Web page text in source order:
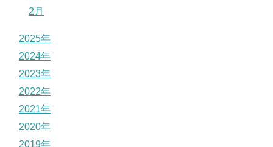
2月
2025年
2024年
2023年
2022年
2021年
2020年
2019年